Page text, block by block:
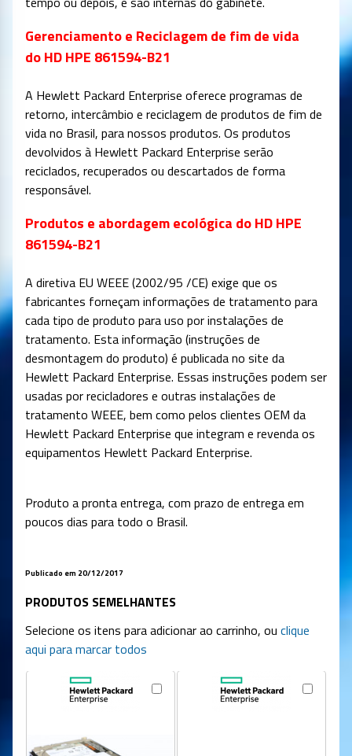
Gerenciamento e Reciclagem de fim de vida
do HD HPE 861594-B21
A Hewlett Packard Enterprise oferece programas de
retorno, intercâmbio e reciclagem de produtos de fim de
vida no Brasil, para nossos produtos. Os produtos
devolvidos à Hewlett Packard Enterprise serão
reciclados, recuperados ou descartados de forma
responsável.
Produtos e abordagem ecológica do HD HPE
861594-B21
A diretiva EU WEEE (2002/95 /CE) exige que os
fabricantes forneçam informações de tratamento para
cada tipo de produto para uso por instalações de
tratamento. Esta informação (instruções de
desmontagem do produto) é publicada no site da
Hewlett Packard Enterprise. Essas instruções podem ser
usadas por recicladores e outras instalações de
tratamento WEEE, bem como pelos clientes OEM da
Hewlett Packard Enterprise que integram e revenda os
equipamentos Hewlett Packard Enterprise.
Produto a pronta entrega, com prazo de entrega em
poucos dias para todo o Brasil.
Publicado em 20/12/2017
PRODUTOS SEMELHANTES
Selecione os itens para adicionar ao carrinho, ou clique
aqui para marcar todos